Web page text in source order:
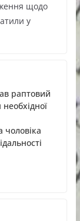
щодо
у
раптовий
чоловіка